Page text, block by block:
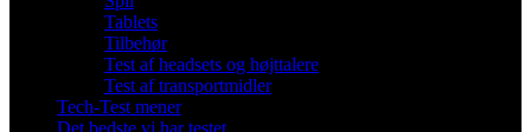
Tablets
Tilbehør
Test af headsets og højttalere
Test af transportmidler
Tech-Test mener
Det bedste vi har testet